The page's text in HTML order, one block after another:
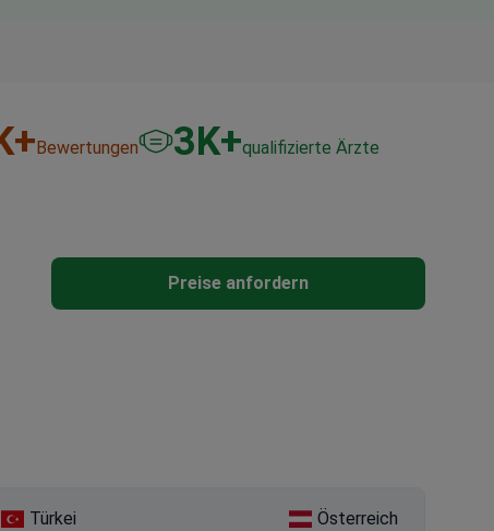
Bewertungen 3K+qualifizierte Ärzte
Preise anfordern
Türkei Österreich